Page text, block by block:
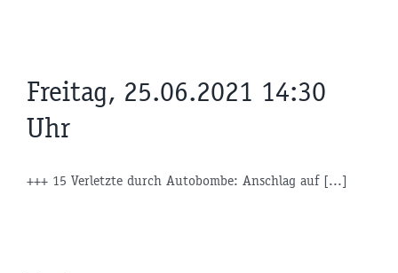
Freitag, 25.06.2021 14:30
Uhr
+++ 15 Verletzte durch Autobombe: Anschlag auf [...]